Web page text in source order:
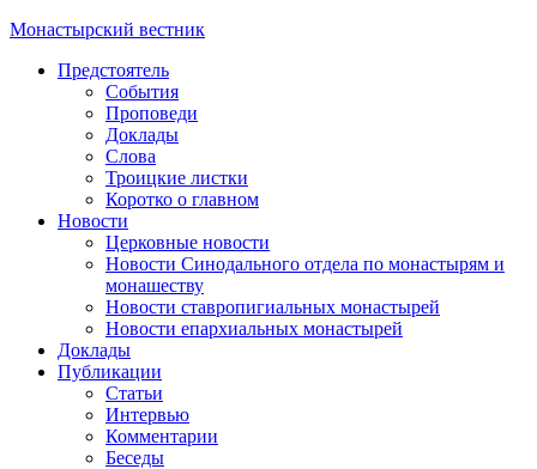
Монастырский вестник
Предстоятель
События
Проповеди
Доклады
Слова
Троицкие листки
Коротко о главном
Новости
Церковные новости
Новости Синодального отдела по монастырям и
монашеству
Новости ставропигиальных монастырей
Новости епархиальных монастырей
Доклады
Публикации
Статьи
Интервью
Комментарии
Беседы